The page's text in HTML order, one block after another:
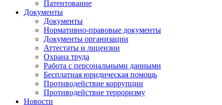
Патентование
Документы
Документы
Нормативно-правовые документы
Документы организации
Аттестаты и лицензии
Охрана труда
Работа с персональными данными
Бесплатная юридическая помощь
Противодействие коррупции
Противодействие терроризму
Новости